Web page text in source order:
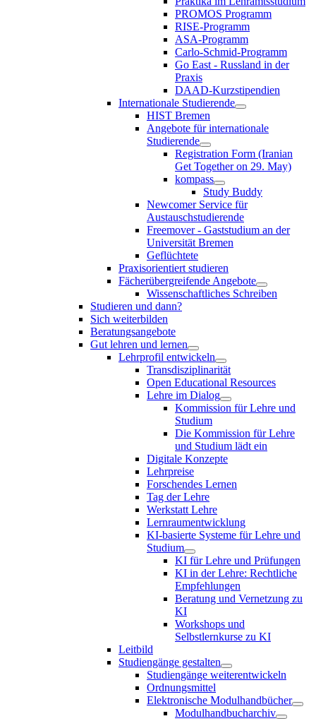
PROMOS Programm
RISE-Programm
ASA-Programm
Carlo-Schmid-Programm
Go East - Russland in der
Praxis
DAAD-Kurzstipendien
Internationale Studierende
HIST Bremen
Angebote für internationale
Studierende
Registration Form (Iranian
Get Together on 29. May)
kompass
Study Buddy
Newcomer Service für
Austauschstudierende
Freemover - Gaststudium an der
Universität Bremen
Geflüchtete
Praxisorientiert studieren
Fächerübergreifende Angebote
Wissenschaftliches Schreiben
Studieren und dann?
Sich weiterbilden
Beratungsangebote
Gut lehren und lernen
Lehrprofil entwickeln
Transdisziplinarität
Open Educational Resources
Lehre im Dialog
Kommission für Lehre und
Studium
Die Kommission für Lehre
und Studium lädt ein
Digitale Konzepte
Lehrpreise
Forschendes Lernen
Tag der Lehre
Werkstatt Lehre
Lernraumentwicklung
KI-basierte Systeme für Lehre und
Studium
KI für Lehre und Prüfungen
KI in der Lehre: Rechtliche
Empfehlungen
Beratung und Vernetzung zu
KI
Workshops und
Selbstlernkurse zu KI
Leitbild
Studiengänge gestalten
Studiengänge weiterentwickeln
Ordnungsmittel
Elektronische Modulhandbücher
Modulhandbucharchiv